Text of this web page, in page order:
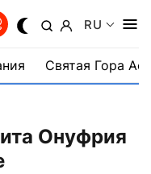
RU
Святая Гора
Онуфрия